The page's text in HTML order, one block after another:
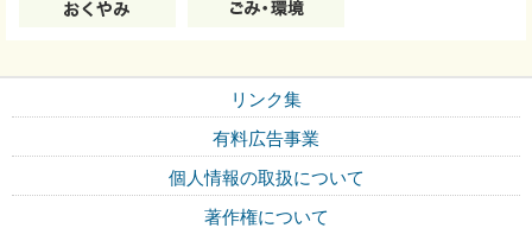
リンク集
有料広告事業
個人情報の取扱について
著作権について